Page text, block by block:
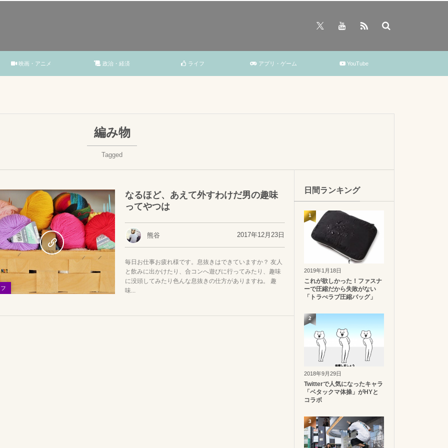
映画・アニメ 政治・経済 ライフ アプリ・ゲーム YouTube
編み物
Tagged
なるほど、あえて外すわけだ男の趣味
ってやつは
熊谷 2017年12月23日
毎日お仕事お疲れ様です。息抜きはできていますか？ 友人
と飲みに出かけたり、合コンへ遊びに行ってみたり、趣味
に没頭してみたり色んな息抜きの仕方がありますね。 趣
味...
日間ランキング
2019年1月18日
これが欲しかった！ファスナ
ーで圧縮だから失敗がない
「トラべラブ圧縮バッグ」
1
2018年9月29日
Twitterで人気になったキャラ
「ベタックマ体操」がHYと
コラボ
2
3